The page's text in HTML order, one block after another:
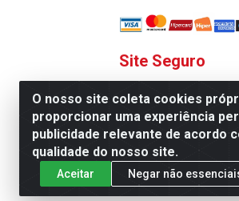
O nosso site coleta cookies
proporcionar uma experiência
publicidade relevante de acordo
qualidade do nosso site.
Aceitar Negar não
Site Seguro
V.
Todas as regras de